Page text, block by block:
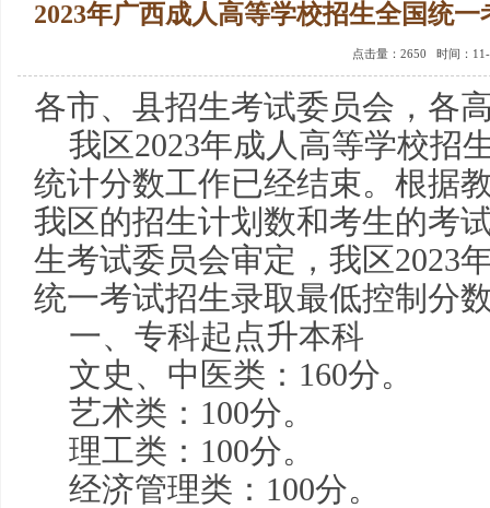
2023年广西成人高等学校招生全国统
点击量： 2650 时间：
各市、县招生考试委员会，各
我区2023年成人高等学校招
统计分数工作已经结束。根据
我区的招生计划数和考生的考
生考试委员会审定，我区2023
统一考试招生录取最低控制分
一、专科起点升本科
文史、中医类：160分。
艺术类：100分。
理工类：100分。
经济管理类：100分。